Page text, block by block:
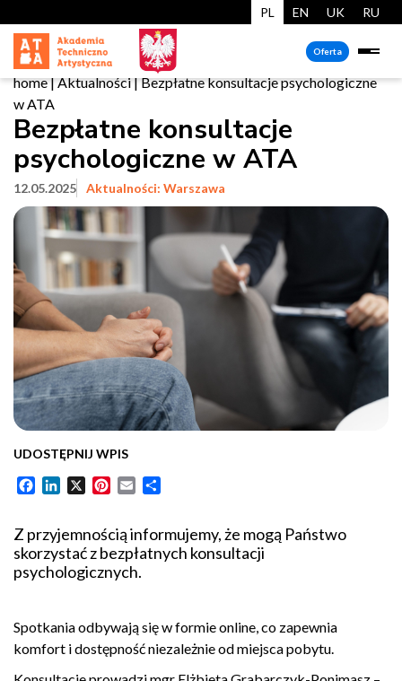
PL EN UK RU
Oferta
home|Aktualności|Bezpłatne konsultacje psychologiczne
w ATA
Bezpłatne konsultacje
psychologiczne w ATA
12.05.2025 Aktualności: Warszawa
UDOSTĘPNIJ WPIS
Facebook
LinkedIn Pinterest
Email
Z przyjemnością informujemy, że mogą Państwo
skorzystać z bezpłatnych konsultacji
psychologicznych.
Spotkania odbywają się w formie online, co zapewnia
komfort i dostępność niezależnie od miejsca pobytu.